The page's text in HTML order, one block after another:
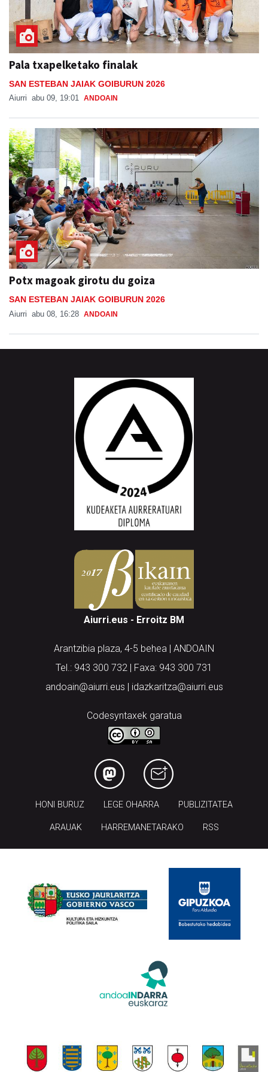
Pala txapelketako finalak
SAN ESTEBAN JAIAK GOIBURUN 2026
Aiurri abu 09, 19:01 ANDOAIN
Potx magoak girotu du goiza
SAN ESTEBAN JAIAK GOIBURUN 2026
Aiurri abu 08, 16:28 ANDOAIN
Aiurri.eus - Erroitz BM
Arantzibia plaza, 4-5 behea | ANDOAIN
Tel.: 943 300 732 | Faxa: 943 300 731
andoain@aiurri.eus | idazkaritza@aiurri.eus
Codesyntaxek garatua
HONI BURUZ LEGE OHARRA PUBLIZITATEA
ARAUAK HARREMANETARAKO RSS